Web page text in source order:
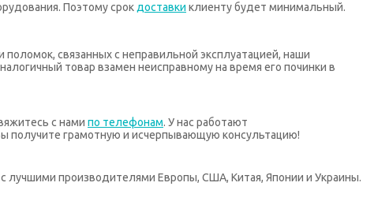
Поэтому срок доставки клиенту будет минимальный.
связанных с неправильной эксплуатацией, наши
товар взамен неисправному на время его починки в
с нами по телефонам. У нас работают
получите грамотную и исчерпывающую консультацию!
лучшими производителями Европы, США, Китая, Японии и Украины.